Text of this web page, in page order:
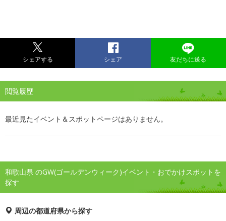
シェアする シェア 友だちに送る
閲覧履歴
最近見たイベント＆スポットページはありません。
和歌山県 のGW(ゴールデンウィーク)イベント・おでかけスポットを
探す
周辺の都道府県から探す